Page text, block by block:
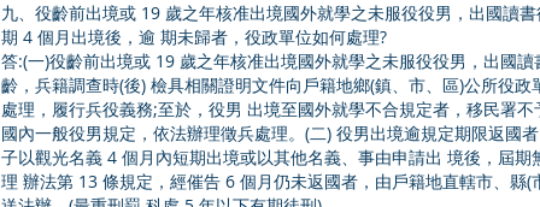
九、役齡前出境或 19 歲之年核准出境國外就學之未服役役男，出國讀
期 4 個月出境後，逾 期未歸者，役政單位如何處理?
答:(一)役齡前出境或 19 歲之年核准出境國外就學之未服役役男，出國
齡，兵籍調查時(後) 檢具相關證明文件向戶籍地鄉(鎮、市、區)公所役
處理，履行兵役義務;至於，役男 出境至國外就學不合規定者，移民署
國內一般役男規定，依法辦理徵兵處理。(二) 役男出境逾規定期限返國
子以觀光名義 4 個月內短期出境或以其他名義、事由申請出 境後，屆
理 辦法第 13 條規定，經催告 6 個月仍未返國者，由戶籍地直轄市、